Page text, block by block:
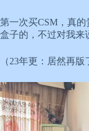
第一次买CSM，真
盒子的，不过对我来
（23年更：居然再版